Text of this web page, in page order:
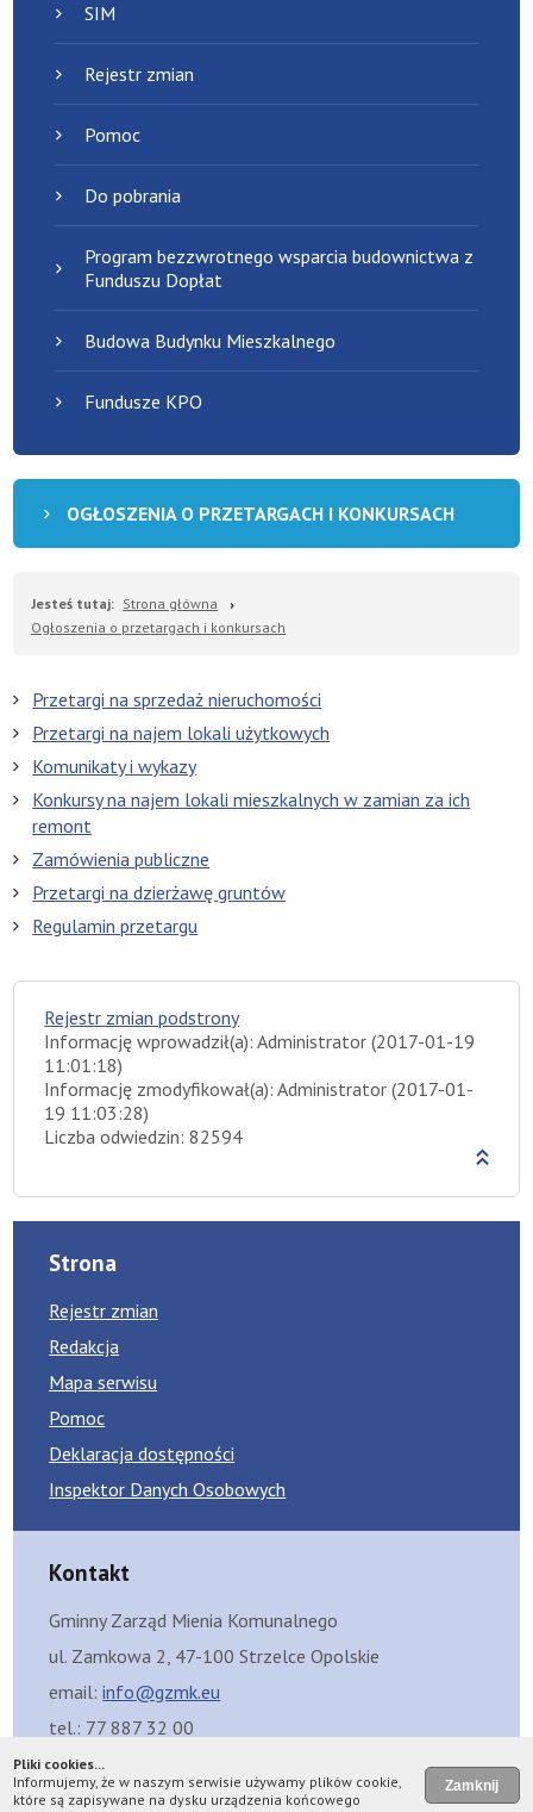
SIM
Rejestr zmian
Pomoc
Do pobrania
Program bezzwrotnego wsparcia budownictwa z
Funduszu Dopłat
Budowa Budynku Mieszkalnego
Fundusze KPO
OGŁOSZENIA O PRZETARGACH I KONKURSACH
Jesteś tutaj: Strona główna
Ogłoszenia o przetargach i konkursach
Przetargi na sprzedaż nieruchomości
Przetargi na najem lokali użytkowych
Komunikaty i wykazy
Konkursy na najem lokali mieszkalnych w zamian za ich
remont
Zamówienia publiczne
Przetargi na dzierżawę gruntów
Regulamin przetargu
Rejestr zmian podstrony
Informację wprowadził(a): Administrator (2017-01-19
11:01:18)
Informację zmodyfikował(a): Administrator (2017-01-
19 11:03:28)
Liczba odwiedzin: 82594
Strona
Rejestr zmian
Redakcja
Mapa serwisu
Pomoc
Deklaracja dostępności
Inspektor Danych Osobowych
Kontakt
Gminny Zarząd Mienia Komunalnego
ul. Zamkowa 2, 47-100 Strzelce Opolskie
email:info@gzmk.eu
tel.: 77 887 32 00
Skrzynka eDoręczeń: AE:PL-99429-12325-FGBFC-08
Skrzynka ePUAP: /GZMKStrzelceOpolskie/SkrytkaESP
Pliki cookies...
Informujemy, że w naszym serwisie używamy plików cookie,
które są zapisywane na dysku urządzenia końcowego